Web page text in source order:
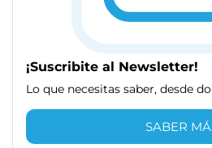
¡Suscribite al Newsletter!
Lo que necesitas saber, desde
SABER